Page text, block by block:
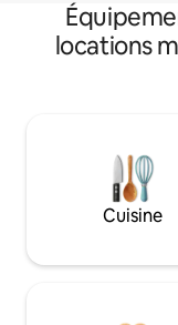
locations
Cuisine